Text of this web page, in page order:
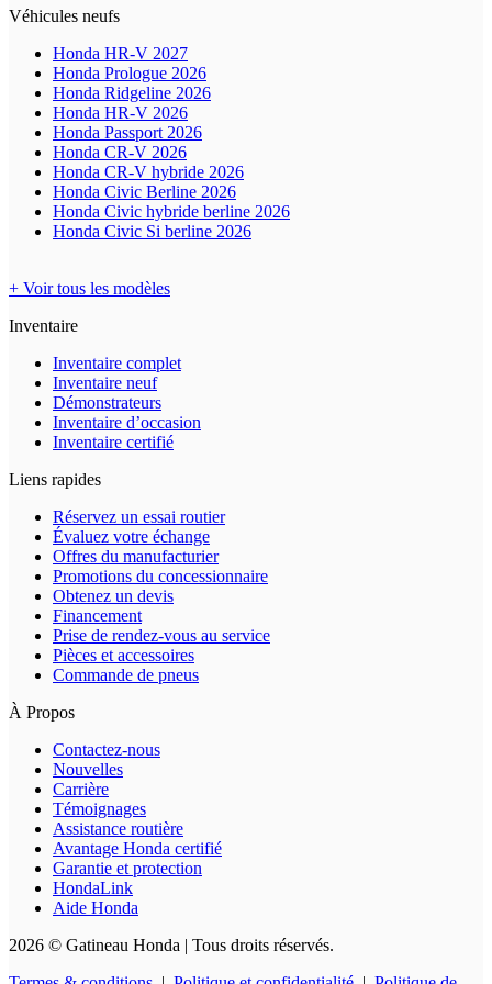
Véhicules neufs
Honda HR-V 2027
Honda Prologue 2026
Honda Ridgeline 2026
Honda HR-V 2026
Honda Passport 2026
Honda CR-V 2026
Honda CR-V hybride 2026
Honda Civic Berline 2026
Honda Civic hybride berline 2026
Honda Civic Si berline 2026
+ Voir tous les modèles
Inventaire
Inventaire complet
Inventaire neuf
Démonstrateurs
Inventaire d’occasion
Inventaire certifié
Liens rapides
Réservez un essai routier
Évaluez votre échange
Offres du manufacturier
Promotions du concessionnaire
Obtenez un devis
Financement
Prise de rendez-vous au service
Pièces et accessoires
Commande de pneus
À Propos
Contactez-nous
Nouvelles
Carrière
Témoignages
Assistance routière
Avantage Honda certifié
Garantie et protection
HondaLink
Aide Honda
2026 © Gatineau Honda | Tous droits réservés.